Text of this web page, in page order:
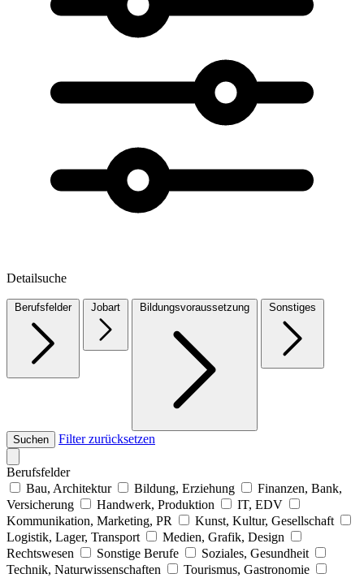
Detailsuche
Berufsfelder Jobart Bildungsvoraussetzung Sonstiges
Suchen Filter zurücksetzen
Berufsfelder
Bau, Architektur
Bildung, Erziehung
Finanzen, Bank,
Versicherung
Handwerk, Produktion
IT, EDV
Kommunikation, Marketing, PR
Kunst, Kultur, Gesellschaft
Logistik, Lager, Transport
Medien, Grafik, Design
Rechtswesen
Sonstige Berufe
Soziales, Gesundheit
Technik, Naturwissenschaften
Tourismus, Gastronomie